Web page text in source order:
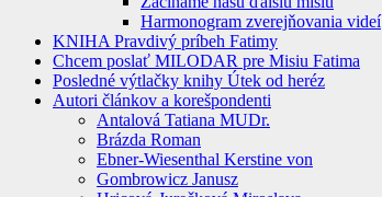
Harmonogram zverejňovania videí
KNIHA Pravdivý príbeh Fatimy
Chcem poslať MILODAR pre Misiu Fatima
Posledné výtlačky knihy Útek od heréz
Autori článkov a korešpondenti
Antalová Tatiana MUDr.
Brázda Roman
Ebner-Wiesenthal Kerstine von
Gombrowicz Janusz